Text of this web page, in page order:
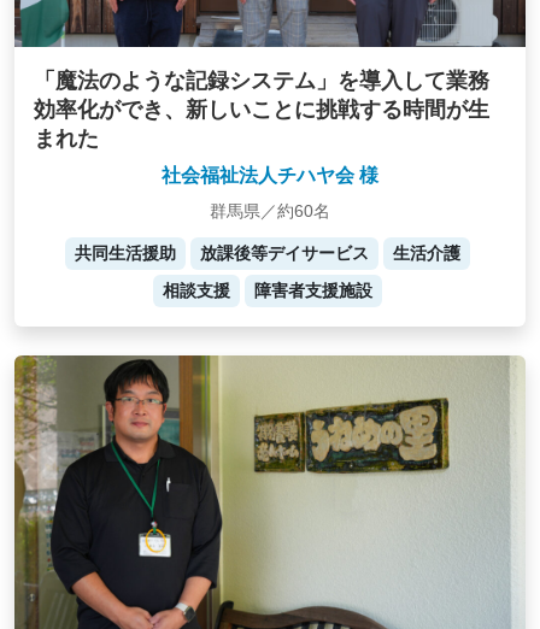
「魔法のような記録システム」を導入して業務
効率化ができ、新しいことに挑戦する時間が生
まれた
社会福祉法人チハヤ会 様
群馬県／約60名
共同生活援助 放課後等デイサービス
生活介護
相談支援
障害者支援施設